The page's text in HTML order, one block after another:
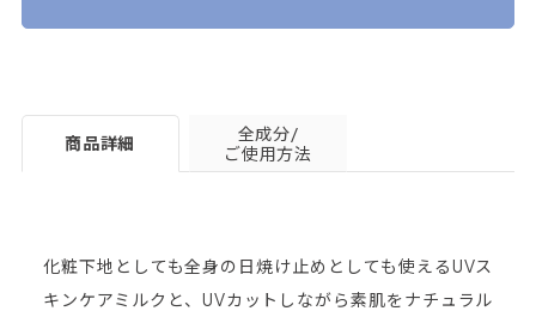
商品詳細
全成分/
ご使用方法
化粧下地としても全身の日焼け止めとしても使えるUVス
キンケアミルクと、UVカットしながら素肌をナチュラル